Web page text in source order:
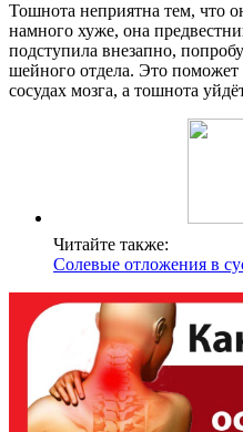
Тошнота неприятна тем, что
намного хуже, она
подступила внезапно,
шейного отдела. Это
сосудах мозга, а тошнота
Читайте также:
Солевые отложения в